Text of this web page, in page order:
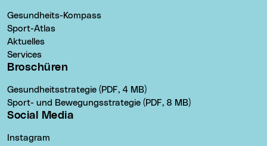
Gesundheits-Kompass
Sport-Atlas
Aktuelles
Services
Broschüren
Gesundheitsstrategie (PDF, 4 MB)
Sport- und Bewegungsstrategie (PDF, 8 MB)
Social Media
Instagram